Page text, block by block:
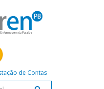
de Contas